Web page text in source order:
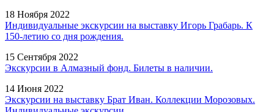
18 Ноября 2022
Индивидуальные экскурсии на выставку Игорь Грабарь. К
150-летию со дня рождения.
15 Сентября 2022
Экскурсии в Алмазный фонд. Билеты в наличии.
14 Июня 2022
Экскурсии на выставку Брат Иван. Коллекции Морозовых.